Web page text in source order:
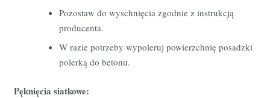
Pozostaw do wyschnięcia zgodnie z instrukcją
producenta.
W razie potrzeby wypoleruj powierzchnię posadzki
polerką do betonu.
Pęknięcia siatkowe: